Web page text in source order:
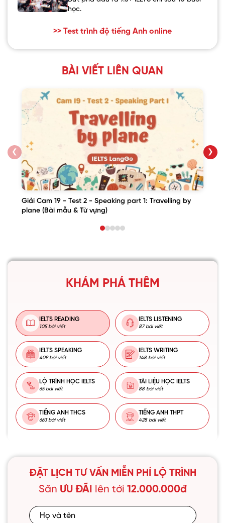
học.
>> Test trình độ tiếng Anh online
BÀI VIẾT LIÊN QUAN
❮
Giải Cam 19 - Test 2 - Speaking part 1: Travelling by
plane (Bài mẫu & Từ vựng)
❯
KHÁM PHÁ THÊM
IELTS READING
105 bài viết
IELTS LISTENING
87 bài viết
IELTS SPEAKING
409 bài viết
IELTS WRITING
148 bài viết
LỘ TRÌNH HỌC IELTS
65 bài viết
TÀI LIỆU HỌC IELTS
88 bài viết
TIẾNG ANH THCS
663 bài viết
TIẾNG ANH THPT
428 bài viết
ĐẶT LỊCH TƯ VẤN MIỄN PHÍ LỘ TRÌNH
Săn ƯU ĐÃI lên tới 12.000.000đ